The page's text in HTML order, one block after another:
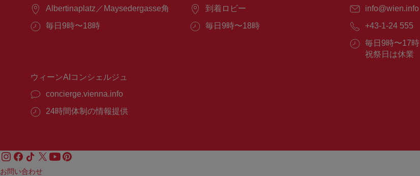
場
Albertinaplatz／Maysedergasse角
営
毎日9時〜18時
場
到着ロビー
営
毎日9時〜18時
E
ー
ル：
info@wien.info
電
番
号：
+43-1-24 555
営
業
毎日9時〜17時
祝祭日は休業
ウィーンAIコンシェルジュ
concierge.vienna.info
24時間体制の情報提供
お問い合わせ